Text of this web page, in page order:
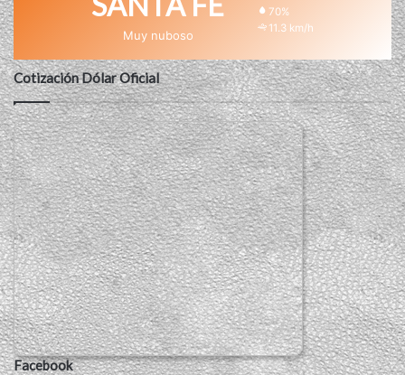
Muy nuboso
70%
11.3 km/h
Cotización Dólar Oficial
Facebook